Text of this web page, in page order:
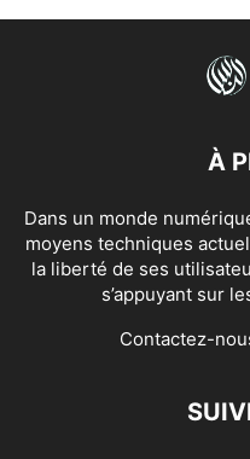
À
Dans un monde
moyens techniques
la liberté de ses
s’appuyant sur
Contactez-